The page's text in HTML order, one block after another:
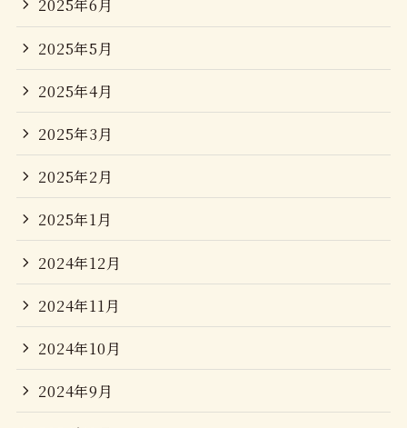
2025年6月
2025年5月
2025年4月
2025年3月
2025年2月
2025年1月
2024年12月
2024年11月
2024年10月
2024年9月